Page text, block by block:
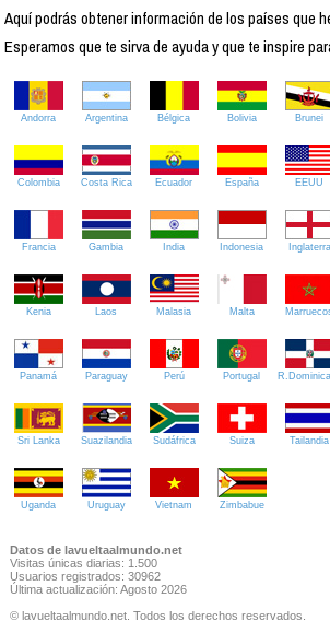
Aquí podrás obtener información de los países que
Esperamos que te sirva de ayuda y que te inspire
Andorra Argentina Bélgica Bolivia Brunei
Colombia Costa Rica Ecuador España EEUU
Francia Gambia India Indonesia Inglaterra
Kenia Laos Malasia Malta
Panamá Paraguay Perú Portugal
Sri Lanka Suazilandia Sudáfrica Suiza Tailandia
Uganda Uruguay Vietnam Zimbabue
Datos de lavueltaalmundo.net
Visitas únicas diarias: 1.500
Usuarios registrados: 30962
Última actualización: Agosto 2026
© lavueltaalmundo.net. Todos los derechos reservados.